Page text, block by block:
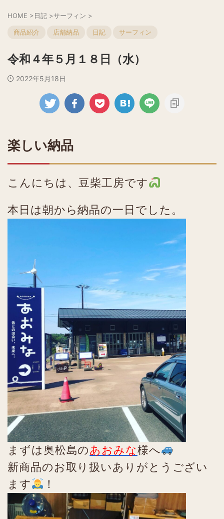
HOME >日記 >サーフィン >
商品紹介 店舗納品 日記 サーフィン
令和４年５月１８日（水）
2022年5月18日
楽しい納品
こんにちは、豆柴工房です
本日は朝から納品の一日でした。
まずは奥松島のあおみな様へ
新商品のお取り扱いありがとうござい
ます
！